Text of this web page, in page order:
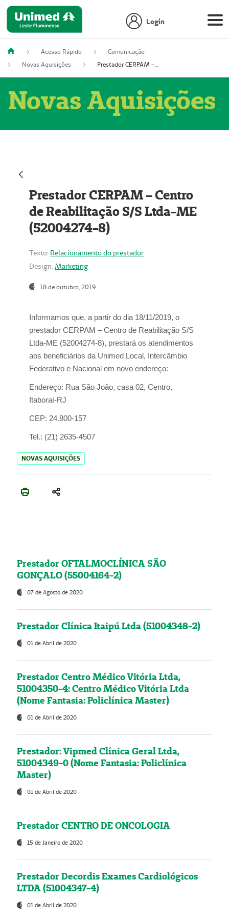
Login
Acesso Rápido
Comunicação
Novas Aquisições
Prestador CERPAM – Centro de Reabilitação S/S Ltda-ME (52004274-8)
Novas Aquisições
Prestador CERPAM – Centro
de Reabilitação S/S Ltda-ME
(52004274-8)
Texto: Relacionamento do prestador
Design: Marketing
18 de outubro, 2019
Informamos que, a partir do dia 18/11/2019, o
prestador CERPAM – Centro de Reabilitação S/S
Ltda-ME (52004274-8), prestará os atendimentos
aos beneficiários da Unimed Local, Intercâmbio
Federativo e Nacional em novo endereço:
Endereço: Rua São João, casa 02, Centro,
Itaboraí-RJ
CEP: 24.800-157
Tel.: (21) 2635-4507
NOVAS AQUISIÇÕES
Prestador OFTALMOCLÍNICA SÃO
GONÇALO (55004164-2)
07 de Agosto de 2020
Prestador Clínica Itaipú Ltda (51004348-2)
01 de Abril de 2020
Prestador Centro Médico Vitória Ltda,
51004350-4: Centro Médico Vitória Ltda
(Nome Fantasia: Policlínica Master)
01 de Abril de 2020
Prestador: Vipmed Clínica Geral Ltda,
51004349-0 (Nome Fantasia: Policlínica
Master)
01 de Abril de 2020
Prestador CENTRO DE ONCOLOGIA
15 de Janeiro de 2020
Prestador Decordis Exames Cardiológicos
LTDA (51004347-4)
01 de Abril de 2020